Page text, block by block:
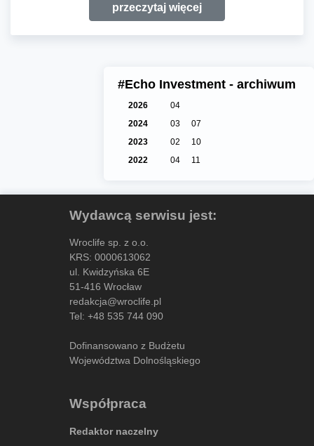
przeczytaj więcej
#Echo Investment - archiwum
2026
04
2024
03
07
2023
02
10
2022
04 11
Wydawcą serwisu jest:
Wroclife sp. z o.o.
KRS: 0000613062
ul. Kwidzyńska 6E
51-416 Wrocław
redakcja@wroclife.pl
Tel: +48 535 744 090
Dofinansowano z Budżetu
Województwa Dolnośląskiego
Współpraca
Redaktor naczelny